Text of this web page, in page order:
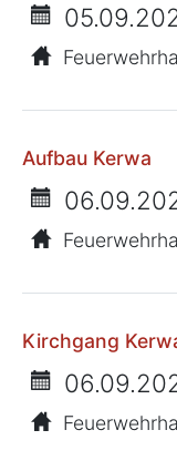
Aufbau Kerwa
Kirchgang